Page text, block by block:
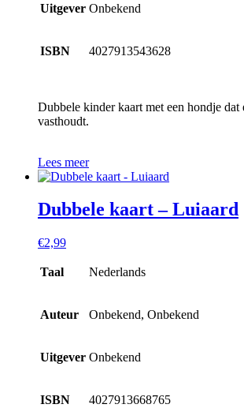
Uitgever Onbekend
ISBN 4027913543628
Dubbele kinder kaart met een hondje dat
vasthoudt.
Lees meer
Dubbele kaart – Luiaard
€2,99
Taal Nederlands
Auteur Onbekend, Onbekend
Uitgever Onbekend
ISBN 4027913668765